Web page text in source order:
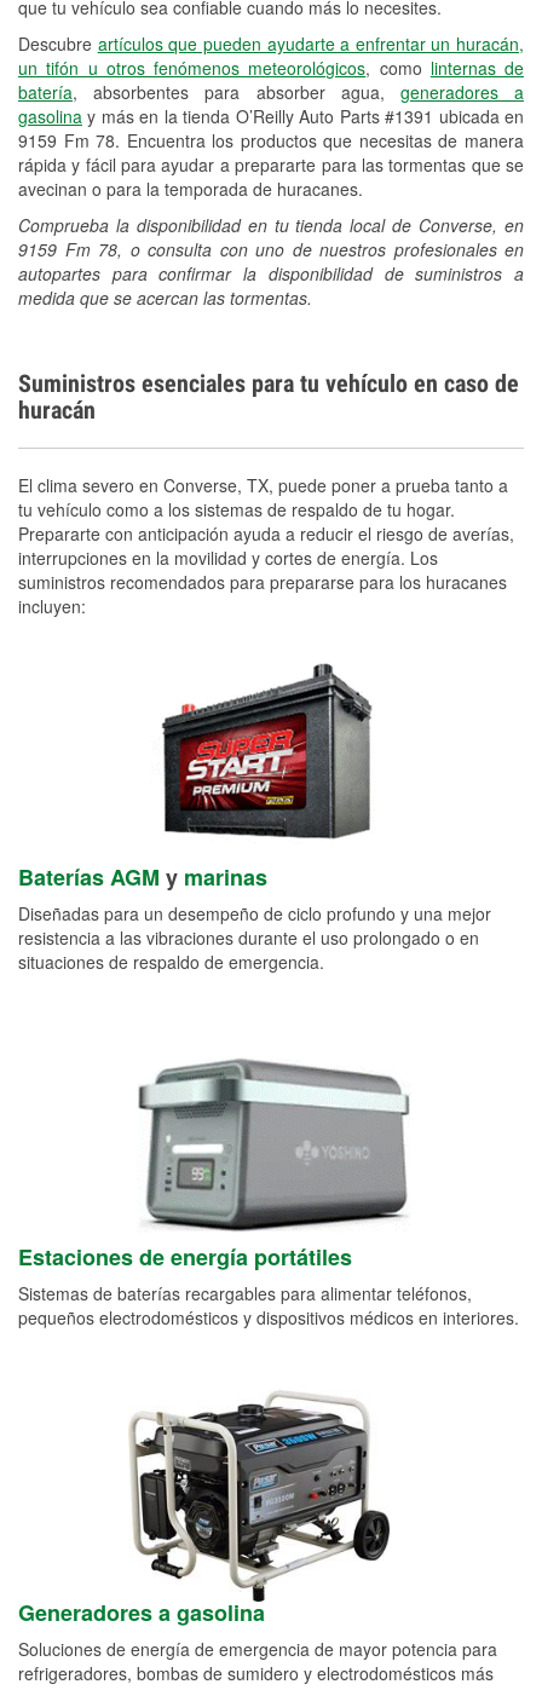
que tu vehículo sea confiable cuando más lo necesites.
Descubre artículos que pueden ayudarte a enfrentar un huracán,
un tifón u otros fenómenos meteorológicos, como linternas de
batería, absorbentes para absorber agua, generadores a
gasolina y más en la tienda O’Reilly Auto Parts #1391 ubicada en
9159 Fm 78. Encuentra los productos que necesitas de manera
rápida y fácil para ayudar a prepararte para las tormentas que se
avecinan o para la temporada de huracanes.
Comprueba la disponibilidad en tu tienda local de Converse, en
9159 Fm 78, o consulta con uno de nuestros profesionales en
autopartes para confirmar la disponibilidad de suministros a
medida que se acercan las tormentas.
Suministros esenciales para tu vehículo en caso de
huracán
El clima severo en Converse, TX, puede poner a prueba tanto a
tu vehículo como a los sistemas de respaldo de tu hogar.
Prepararte con anticipación ayuda a reducir el riesgo de averías,
interrupciones en la movilidad y cortes de energía. Los
suministros recomendados para prepararse para los huracanes
incluyen:
Baterías AGM y marinas
Diseñadas para un desempeño de ciclo profundo y una mejor
resistencia a las vibraciones durante el uso prolongado o en
situaciones de respaldo de emergencia.
Estaciones de energía portátiles
Sistemas de baterías recargables para alimentar teléfonos,
pequeños electrodomésticos y dispositivos médicos en interiores.
Generadores a gasolina
Soluciones de energía de emergencia de mayor potencia para
refrigeradores, bombas de sumidero y electrodomésticos más